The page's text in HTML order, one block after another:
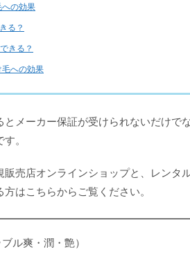
への効果
る？
きる？
への効果
メーカー保証が受けられないだけで
。
売店オンラインショップと、レンタ
はこちらからご覧ください。
ブル爽・潤・艶）